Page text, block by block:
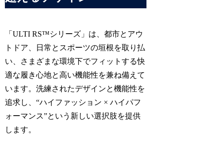
「ULTI RS™シリーズ」は、都市とアウ
トドア、日常とスポーツの垣根を取り払
い、さまざまな環境下でフィットする快
適な履き心地と高い機能性を兼ね備えて
います。​洗練されたデザインと機能性を
追求し、“ハイファッション × ハイパフ
ォーマンス”という新しい選択肢を提供
します。